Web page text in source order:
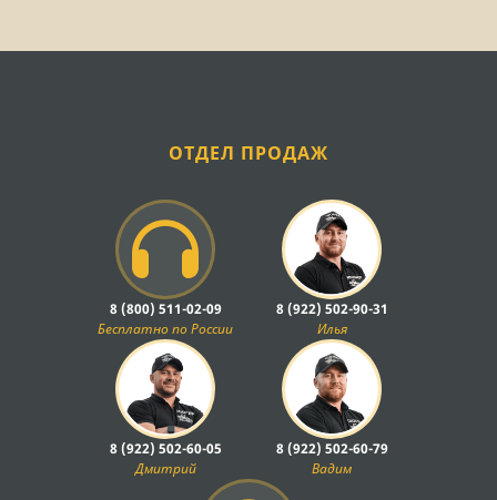
ОТДЕЛ ПРОДАЖ
8 (800) 511-02-09
Бесплатно по России
8 (922) 502-90-31
Илья
8 (922) 502-60-05
Дмитрий
8 (922) 502-60-79
Вадим